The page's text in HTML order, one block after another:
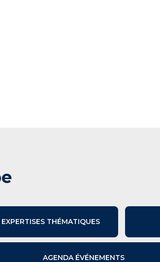
THÉMATIQUES
AGENDA ÉVÉNEMENTS